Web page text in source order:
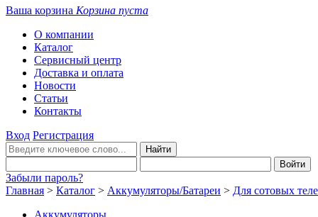
Ваша корзина Корзина пуста
О компании
Каталог
Сервисный центр
Доставка и оплата
Новости
Статьи
Контакты
Вход Регистрация
Забыли пароль?
Главная > Каталог > Аккумуляторы/Батареи > Для сотовых
Аккумуляторы